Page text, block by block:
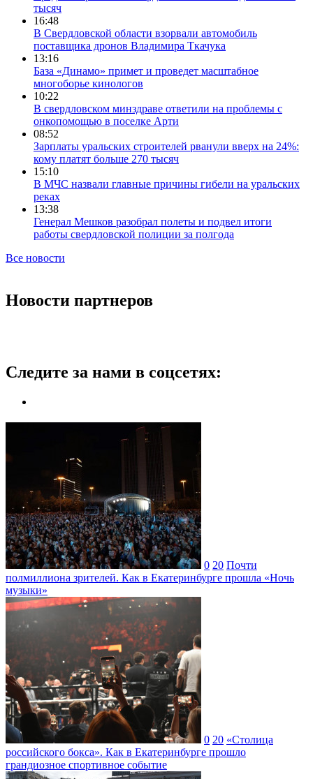
тысяч
16:48
В Свердловской области взорвали автомобиль
поставщика дронов Владимира Ткачука
13:16
База «Динамо» примет и проведет масштабное
многоборье кинологов
10:22
В свердловском минздраве ответили на проблемы с
онкопомощью в поселке Арти
08:52
Зарплаты уральских строителей рванули вверх на 24%:
кому платят больше 270 тысяч
15:10
В МЧС назвали главные причины гибели на уральских
реках
13:38
Генерал Мешков разобрал полеты и подвел итоги
работы свердловской полиции за полгода
Все новости
Новости партнеров
Следите за нами в соцсетях:
0 20 Почти
полмиллиона зрителей. Как в Екатеринбурге прошла «Ночь
музыки»
0 20 «Столица
российского бокса». Как в Екатеринбурге прошло
грандиозное спортивное событие